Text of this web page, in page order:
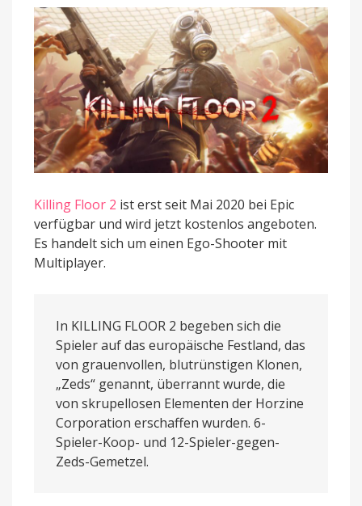
The
Escapists
2
für
Windows
jetzt
gratis
Killing Floor 2 ist erst seit Mai 2020 bei Epic
verfügbar und wird jetzt kostenlos angeboten.
Es handelt sich um einen Ego-Shooter mit
Multiplayer.
In KILLING FLOOR 2 begeben sich die
Spieler auf das europäische Festland, das
von grauenvollen, blutrünstigen Klonen,
„Zeds“ genannt, überrannt wurde, die
von skrupellosen Elementen der Horzine
Corporation erschaffen wurden. 6-
Spieler-Koop- und 12-Spieler-gegen-
Zeds-Gemetzel.